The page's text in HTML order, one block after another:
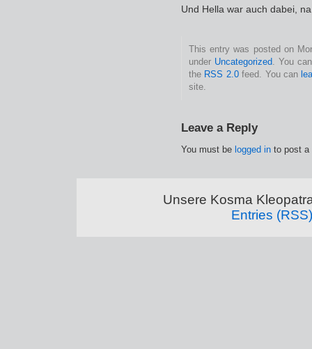
Und Hella war auch dabei,
This entry was posted on
under Uncategorized . You
the RSS 2.0feed. You can
site.
Leave a Reply
You must be logged in to post a
Unsere Kosma
Entries (RSS)